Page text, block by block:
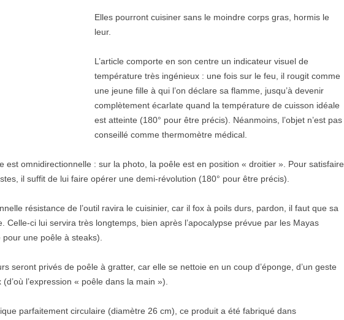
Elles pourront cuisiner sans le moindre corps gras, hormis le
leur.
L’article comporte en son centre un indicateur visuel de
température très ingénieux : une fois sur le feu, il rougit comme
une jeune fille à qui l’on déclare sa flamme, jusqu’à devenir
complètement écarlate quand la température de cuisson idéale
est atteinte (180° pour être précis). Néanmoins, l’objet n’est pas
conseillé comme thermomètre médical.
e est omnidirectionnelle : sur la photo, la poêle est en position « droitier ». Pour satisfaire
il suffit de lui faire opérer une demi-révolution (180° pour être précis).
résistance de l’outil ravira le cuisinier, car il fox à poils durs, pardon, il faut que sa
Celle-ci lui servira très longtemps, bien après l’apocalypse prévue par les Mayas
pour une poêle à steaks).
seront privés de poêle à gratter, car elle se nettoie en un coup d’éponge, d’un geste
(d’où l’expression « poêle dans la main »).
parfaitement circulaire (diamètre 26 cm), ce produit a été fabriqué dans